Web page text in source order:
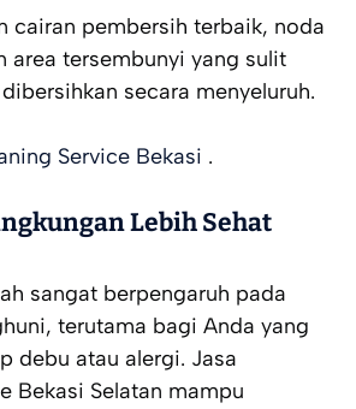
cairan pembersih terbaik, noda
area tersembunyi yang sulit
secara menyeluruh.
Service Bekasi .
Lebih Sehat
sangat berpengaruh pada
terutama bagi Anda yang
debu atau alergi. Jasa
Bekasi Selatan mampu